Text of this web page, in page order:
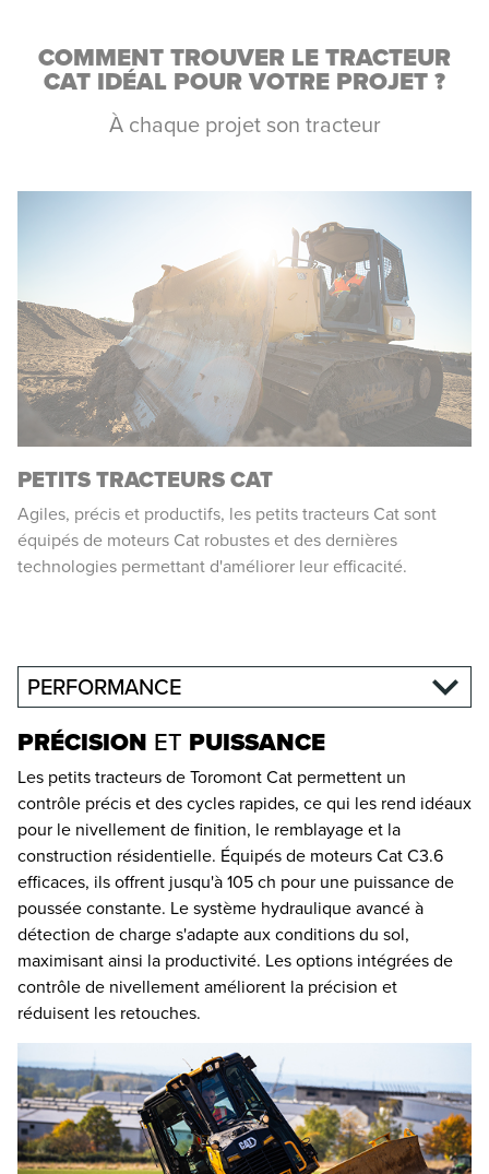
COMMENT TROUVER LE TRACTEUR
CAT IDÉAL POUR VOTRE PROJET ?
À chaque projet son tracteur
PETITS TRACTEURS CAT
Agiles, précis et productifs, les petits tracteurs Cat sont
équipés de moteurs Cat robustes et des dernières
technologies permettant d'améliorer leur efficacité.
PERFORMANCE
PRÉCISION ET PUISSANCE
Les petits tracteurs de Toromont Cat permettent un
contrôle précis et des cycles rapides, ce qui les rend idéaux
pour le nivellement de finition, le remblayage et la
construction résidentielle. Équipés de moteurs Cat C3.6
efficaces, ils offrent jusqu'à 105 ch pour une puissance de
poussée constante. Le système hydraulique avancé à
détection de charge s'adapte aux conditions du sol,
maximisant ainsi la productivité. Les options intégrées de
contrôle de nivellement améliorent la précision et
réduisent les retouches.